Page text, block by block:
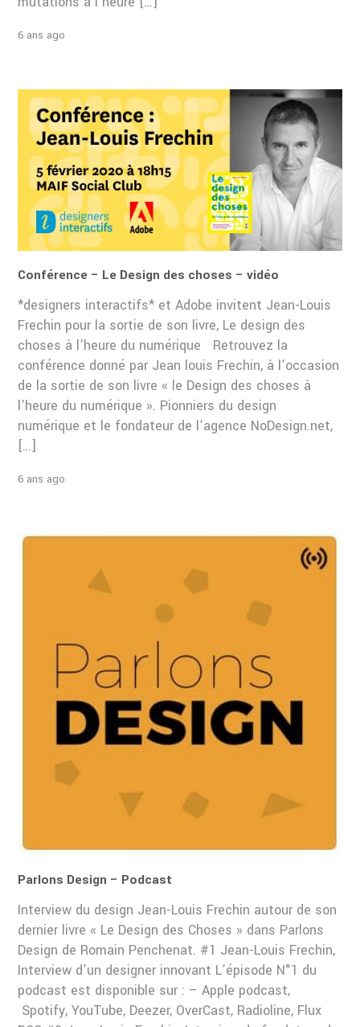
6 ans ago
Conférence – Le Design des choses – vidéo
*designers interactifs* et Adobe invitent Jean-Louis
Frechin pour la sortie de son livre, Le design des
choses à l’heure du numérique Retrouvez la
conférence donné par Jean louis Frechin, à l’occasion
de la sortie de son livre « le Design des choses à
l’heure du numérique ». Pionniers du design
numérique et le fondateur de l’agence NoDesign.net,
[…]
6 ans ago
Parlons Design – Podcast
Interview du design Jean-Louis Frechin autour de son
dernier livre « Le Design des Choses » dans Parlons
Design de Romain Penchenat. #1 Jean-Louis Frechin,
Interview d’un designer innovant L’épisode N°1 du
podcast est disponible sur : – Apple podcast,
Spotify, YouTube, Deezer, OverCast, Radioline, Flux